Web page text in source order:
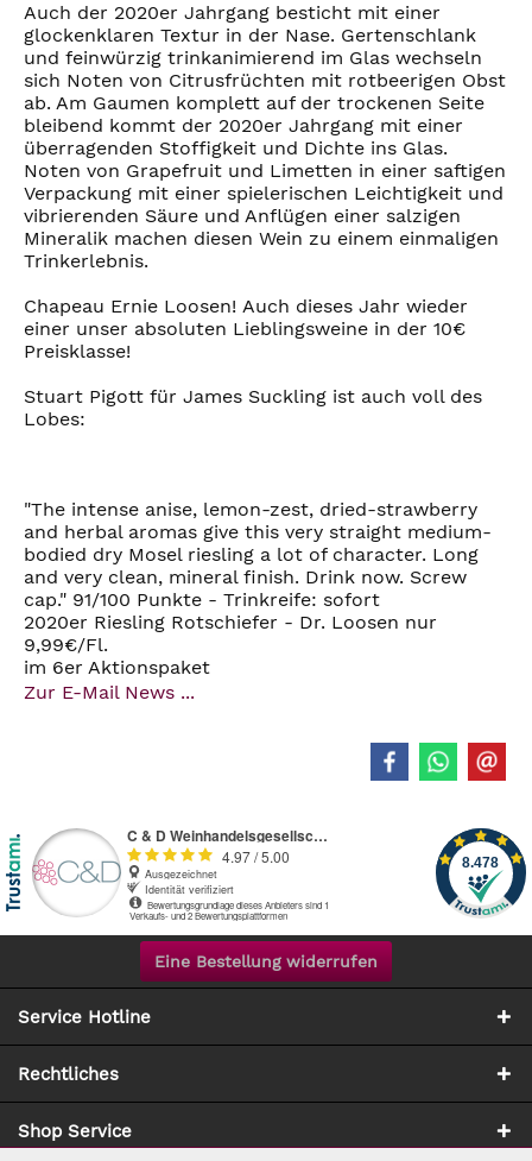
Auch der 2020er Jahrgang besticht mit einer
glockenklaren Textur in der Nase. Gertenschlank
und feinwürzig trinkanimierend im Glas wechseln
sich Noten von Citrusfrüchten mit rotbeerigen Obst
ab. Am Gaumen komplett auf der trockenen Seite
bleibend kommt der 2020er Jahrgang mit einer
überragenden Stoffigkeit und Dichte ins Glas.
Noten von Grapefruit und Limetten in einer saftigen
Verpackung mit einer spielerischen Leichtigkeit und
vibrierenden Säure und Anflügen einer salzigen
Mineralik machen diesen Wein zu einem einmaligen
Trinkerlebnis.
Chapeau Ernie Loosen! Auch dieses Jahr wieder
einer unser absoluten Lieblingsweine in der 10€
Preisklasse!
Stuart Pigott für James Suckling ist auch voll des
Lobes:
"The intense anise, lemon-zest, dried-strawberry
and herbal aromas give this very straight medium-
bodied dry Mosel riesling a lot of character. Long
and very clean, mineral finish. Drink now. Screw
cap." 91/100 Punkte - Trinkreife: sofort
2020er Riesling Rotschiefer - Dr. Loosen nur
9,99€/Fl.
im 6er Aktionspaket
Zur E-Mail News ...
Eine Bestellung widerrufen
Service Hotline
Rechtliches
Shop Service